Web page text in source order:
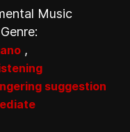
Music
,
suggestion